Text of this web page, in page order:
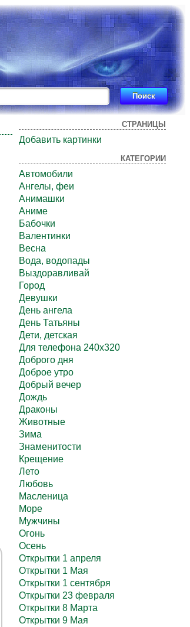
СТРАНИЦЫ
Добавить картинки
КАТЕГОРИИ
Автомобили
Ангелы, феи
Анимашки
Аниме
Бабочки
Валентинки
Весна
Вода, водопады
Выздоравливай
Город
Девушки
День ангела
День Татьяны
Дети, детская
Для телефона 240х320
Доброго дня
Доброе утро
Добрый вечер
Дождь
Драконы
Животные
Зима
Знаменитости
Крещение
Лето
Любовь
Масленица
Море
Мужчины
Огонь
Осень
Открытки 1 апреля
Открытки 1 Мая
Открытки 1 сентября
Открытки 23 февраля
Открытки 8 Марта
Открытки 9 Мая